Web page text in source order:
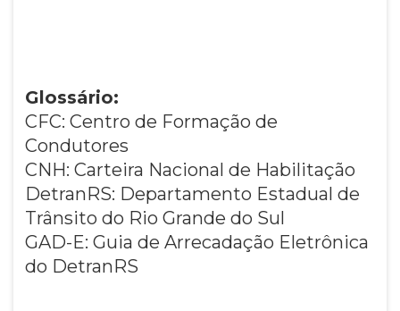
Glossário:
CFC: Centro de Formação de
Condutores
CNH: Carteira Nacional de Habilitação
DetranRS: Departamento Estadual de
Trânsito do Rio Grande do Sul
GAD-E: Guia de Arrecadação Eletrônica
do DetranRS